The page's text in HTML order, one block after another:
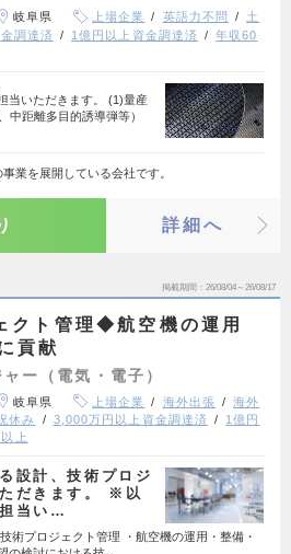
岐阜県 上場企業 英語力不問
土
調達済 1億円以上資金調達済
年収60
当いただきます。 (1)量産
中距離多目的誘導弾等）
業を展開している会社です。
詳細へ
掲載期間 26/08/04～26/08/17
クト管理◆航空機の運用
貢献
ー（電気・電子）
岐阜県 上場企業 海外出張
海外
休み 3,000万円以上資金調達済
1億円
上
設計、技術プロジ
だきます。 ※以
当い…
術プロジェクト管理 ・航空機の運用・整備・